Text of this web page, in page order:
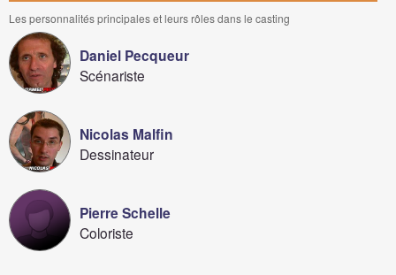
Les personnalités principales et leurs rôles dans le casting
Daniel Pecqueur
Scénariste
Nicolas Malfin
Dessinateur
Pierre Schelle
Coloriste